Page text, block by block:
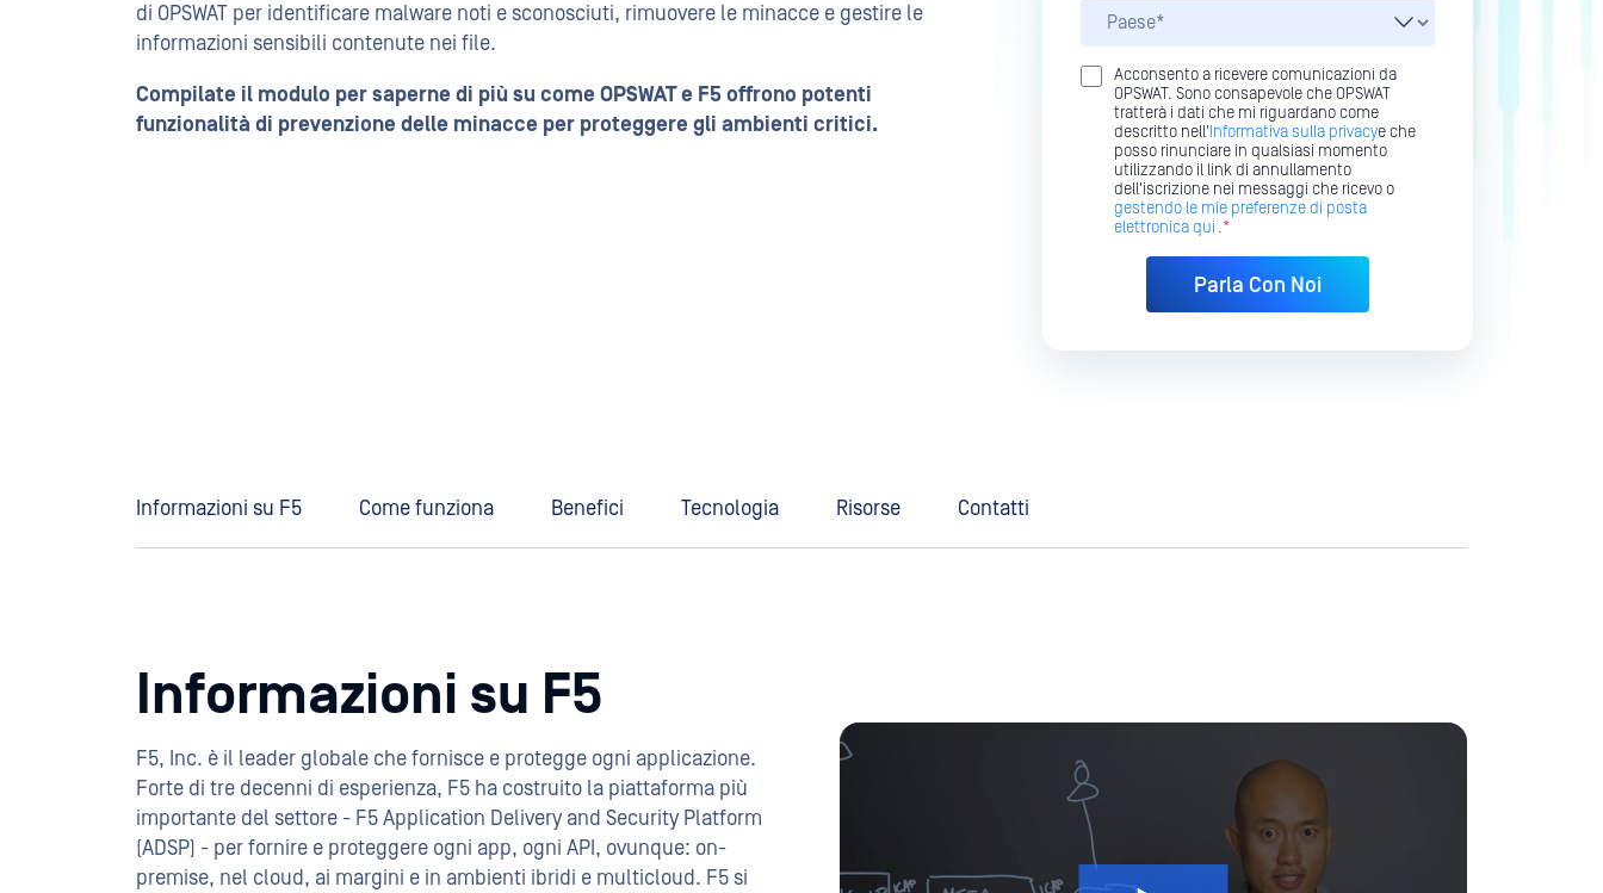
di OPSWAT per identificare malware noti e sconosciuti, rimuovere le minacce e gestire le
informazioni sensibili contenute nei file.
Compilate il modulo per saperne di più su come OPSWAT e F5 offrono potenti
funzionalità di prevenzione delle minacce per proteggere gli ambienti critici.
Acconsento a ricevere comunicazioni da
OPSWAT. Sono consapevole che OPSWAT
tratterà i dati che mi riguardano come
descritto nell' Informativa sulla privacye che
posso rinunciare in qualsiasi momento
utilizzando il link di annullamento
dell'iscrizione nei messaggi che ricevo o
gestendo le mie preferenze di posta
elettronica qui .*
Informazioni su F5 Come funziona Benefici Tecnologia Risorse Contatti
Informazioni su F5
F5, Inc. è il leader globale che fornisce e protegge ogni applicazione.
Forte di tre decenni di esperienza, F5 ha costruito la piattaforma più
importante del settore - F5 Application Delivery and Security Platform
(ADSP) - per fornire e proteggere ogni app, ogni API, ovunque: on-
premise, nel cloud, ai margini e in ambienti ibridi e multicloud. F5 si